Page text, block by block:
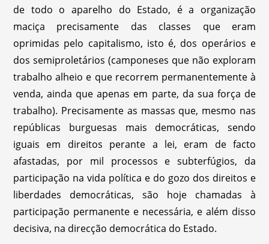
de todo o aparelho do Estado, é a organização
maciça precisamente das classes que eram
oprimidas pelo capitalismo, isto é, dos operários e
dos semiproletários (camponeses que não exploram
trabalho alheio e que recorrem permanentemente à
venda, ainda que apenas em parte, da sua força de
trabalho). Precisamente as massas que, mesmo nas
repúblicas burguesas mais democráticas, sendo
iguais em direitos perante a lei, eram de facto
afastadas, por mil processos e subterfúgios, da
participação na vida política e do gozo dos direitos e
liberdades democráticas, são hoje chamadas à
participação permanente e necessária, e além disso
decisiva, na direcção democrática do Estado.